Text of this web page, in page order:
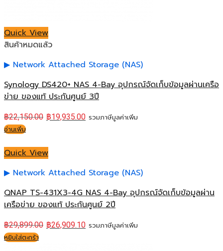
Quick View
สินค้าหมดแล้ว
Network Attached Storage (NAS)
Synology DS420+ NAS 4-Bay อุปกรณ์จัดเก็บข้อมูลผ่านเครือ
ข่าย ของแท้ ประกันศูนย์ 3ปี
฿22,150.00 ฿19,935.00 รวมภาษีมูลค่าเพิ่ม
อ่านเพิ่ม
Quick View
Network Attached Storage (NAS)
QNAP TS-431X3-4G NAS 4-Bay อุปกรณ์จัดเก็บข้อมูลผ่าน
เครือข่าย ของแท้ ประกันศูนย์ 2ปี
฿29,899.00 ฿26,909.10 รวมภาษีมูลค่าเพิ่ม
หยิบใส่ตะกร้า